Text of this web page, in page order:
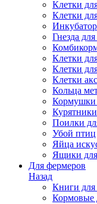
Клетки
Клетки
Гнезда
Клетки
Клетки
Клетки
Кольца
Кормушки
Курятники
Поилки
Убой птиц
Яйца
Ящики
Для фермеров
Назад
Книги для
Кормовые